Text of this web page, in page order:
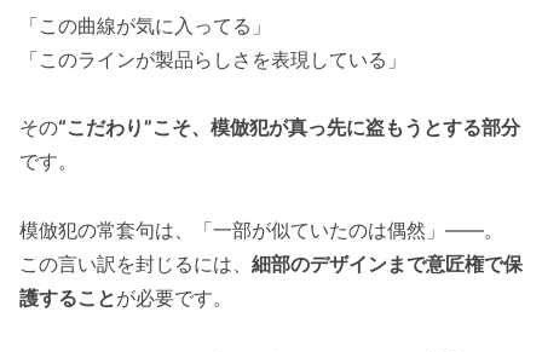
「この曲線が気に入ってる」
「このラインが製品らしさを表現している」
その“こだわり”こそ、模倣犯が真っ先に盗もうとする部分
です。
模倣犯の常套句は、「一部が似ていたのは偶然」——。
この言い訳を封じるには、 細部のデザインまで意匠権で保
護することが必要です。